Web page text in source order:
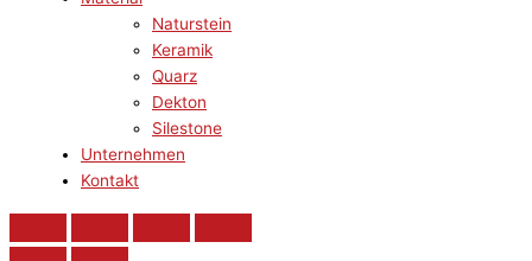
Naturstein
Keramik
Quarz
Dekton
Silestone
Unternehmen
Kontakt